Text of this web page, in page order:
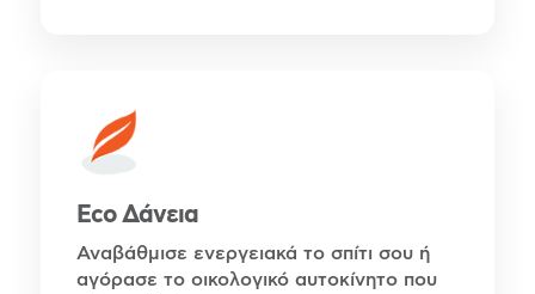
Eco Δάνεια
Αναβάθμισε ενεργειακά το σπίτι σου ή
αγόρασε το οικολογικό αυτοκίνητο που